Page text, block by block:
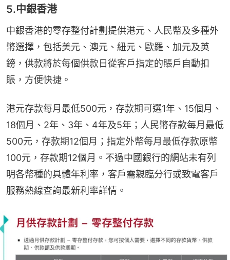
5.中銀香港
中銀香港的零存整付計劃提供港元、人民幣及多種外
幣選擇，包括美元、澳元、紐元、歐羅、加元及英
鎊，供款將於每個供款日從客戶指定的賬戶自動扣
賬，方便快捷。
港元存款每月最低500元，存款期可選1年、15個月、
18個月、2年、3年、4年及5年；人民幣存款每月最低
500元，存款期12個月；指定外幣每月最低存款原幣
100元，存款期12個月。不過中國銀行的網站未有列
明各幣種的具體年利率，客戶需親臨分行或致電客戶
服務熱線查詢最新利率詳情。